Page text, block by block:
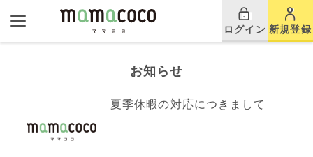
ログイン 新規登録
お知らせ
夏季休暇の対応につきまして